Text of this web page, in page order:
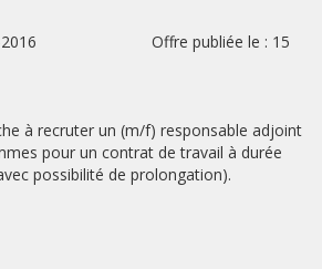
PA-2016 Offre publiée le : 15
à recruter un (m/f) responsable adjoint
pour un contrat de travail à durée
possibilité de prolongation).